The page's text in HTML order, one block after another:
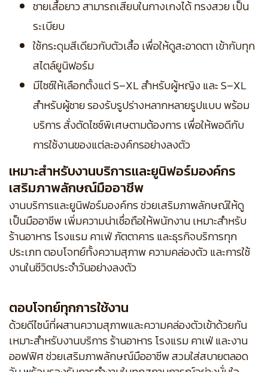
ชายเสื้อยาว สามารถเสียบในกางเกงได้ ทรงสวย เป็น
ระเบียบ
ใช้กระดุมสีเดียวกับตัวเสื้อ เพื่อให้ดูสะอาดตา เข้ากับทุก
สไตล์ยูนิฟอร์ม
มีไซซ์ให้เลือกตั้งแต่ S–XL สำหรับผู้หญิง และ S–XL
สำหรับผู้ชาย รองรับรูปร่างหลากหลายรูปแบบ พร้อม
บริการ สั่งตัดไซซ์พิเศษตามต้องการ เพื่อให้พอดีกับ
การใช้งานของแต่ละองค์กรอย่างลงตัว
เหมาะสำหรับงานบริการและยูนิฟอร์มองค์กร
เสริมภาพลักษณ์มืออาชีพ
งานบริการและยูนิฟอร์มองค์กร ช่วยเสริมภาพลักษณ์ให้ดู
เป็นมืออาชีพ เพิ่มความน่าเชื่อถือให้พนักงาน เหมาะสำหรับ
ร้านอาหาร โรงแรม คาเฟ่ ภัตตาคาร และธุรกิจบริการทุก
ประเภท ตอบโจทย์ทั้งความสุภาพ ความคล่องตัว และการใช้
งานในชีวิตประจำวันอย่างลงตัว
ตอบโจทย์ทุกการใช้งาน
ด้วยดีไซน์ที่ผสานความสุภาพและความคล่องตัวเข้าด้วยกัน
เหมาะสำหรับงานบริการ ร้านอาหาร โรงแรม คาเฟ่ และงาน
ออฟฟิศ ช่วยเสริมภาพลักษณ์มืออาชีพ สวมใส่สบายตลอด